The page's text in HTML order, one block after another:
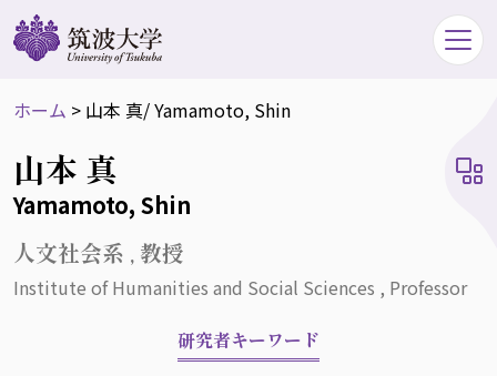
ホーム > 山本 真/ Yamamoto, Shin
山本 真
Yamamoto, Shin
人文社会系 , 教授
Institute of Humanities and Social Sciences , Professor
研究者キーワード